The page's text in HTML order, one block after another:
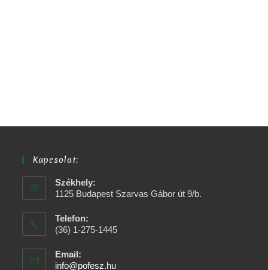
Kapcsolat:
Székhely:
1125 Budapest Szarvas Gábor út 9/b.
Telefon:
(36) 1-275-1445
Email:
info@pofesz.hu